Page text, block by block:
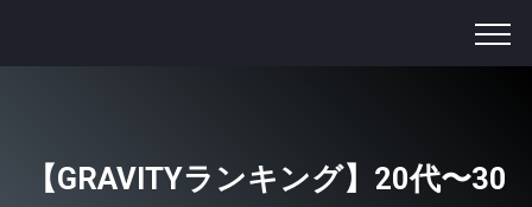
【GRAVITYランキング】20代〜30